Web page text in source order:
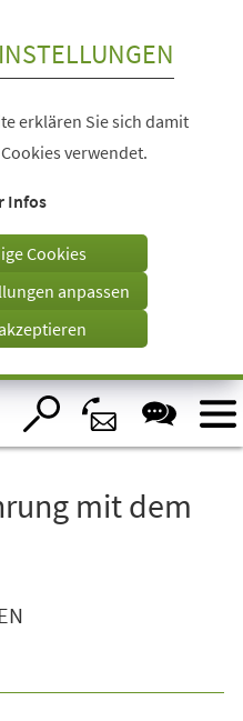
erklären Sie sich damit
verwendet.
Infos
Cookies
anpassen
mit dem